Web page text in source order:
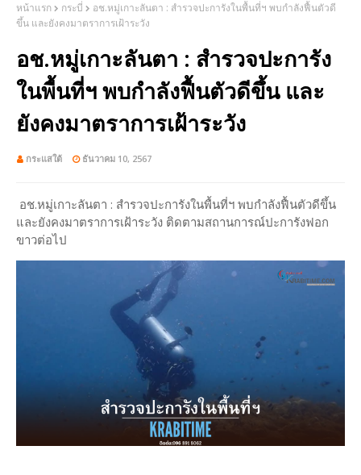
หน้าแรก กระบี่
อช.หมู่เกาะ​ลันตา​ : สำร​วจ​ปะการัง​ใน​พื้นที่​ฯ​ พบกำลังฟื้นตัว​ดี
ขึ้น​ และยังคงมาตราการเฝ้าระวัง
อช.หมู่เกาะ​ลันตา​ : สำร​วจ​ปะการัง​
ใน​พื้นที่​ฯ​ พบกำลังฟื้นตัว​ดีขึ้น​ และ
ยังคงมาตราการเฝ้าระวัง
กระแสใต้ ธันวาคม 10, 2567
อช.หมู่เกาะ​ลันตา​ : สำร​วจ​ปะการัง​ใน​พื้นที่​ฯ​ พบกำลังฟื้นตัว​ดีขึ้น​
และยังคงมาตราการเฝ้าระวัง​ ติดตามสถานการณ์​ปะการัง​ฟอก
ขาว​​​ต่อไป​